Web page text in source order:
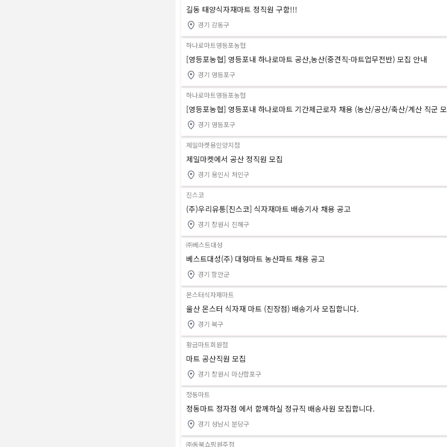
길동 태양식자재마트 정직원 구함!!!
경기 강동구
하나로마트영등포농협
[영등포농협] 영등포내 하나로마트 공산,농산(중견직-마트업무전반) 모집 안내
경기 영등포구
하나로마트영등포농협
[영등포농협] 영등포내 하나로마트 기간제근로자 채용 (농산/공산/축산/계산 직군
경기 영등포구
제일마켓용인양지점
제일마켓에서 공산 정직원 모집
경기 용인시 처인구
진스코
(주)우리유통[진스코] 식자재마트 배송기사 채용 공고
경기 창원시 진해구
㈜베스트대성
베스트대성(주) 대형마트 농산파트 채용 공고
경기 함안군
몬스터식자재마트
울산 몬스터 식자재 마트 (진장점) 배송기사 모집합니다.
경기 북구
황금마트회원점
마트 공산직원 모집
경기 창원시 마산합포구
정동마트
정동마트 정자점 에서 함께하실 정규직 배송사원 모집합니다.
경기 성남시 분당구
㈜동북쇼핑원주점